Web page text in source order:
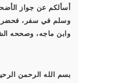
أسألكم عن جواز
وسلم في سفر، فحضر
وابن ماجه، وصححه الشيخ
بسم الله الرحمن